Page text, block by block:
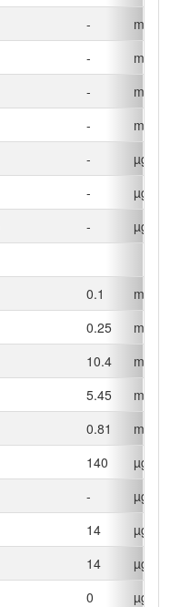
-
mg
-
mg
-
mg
-
mg
-
µg
-
µg
-
µg
0.1
mg
0.25
mg
10.4
mg
5.45
mg
0.81
mg
140
µg
-
µg
14
µg
14
µg
0
µg